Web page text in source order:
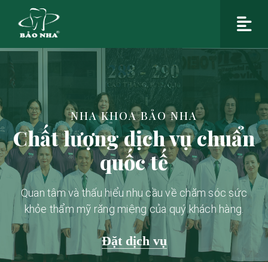
NHA KHOA BẢO NHA
Chất lượng dịch vụ chuẩn
quốc tế
Quan tâm và thấu hiểu nhu cầu về chăm sóc sức
khỏe thẩm mỹ răng miệng của quý khách hàng.
Đặt dịch vụ